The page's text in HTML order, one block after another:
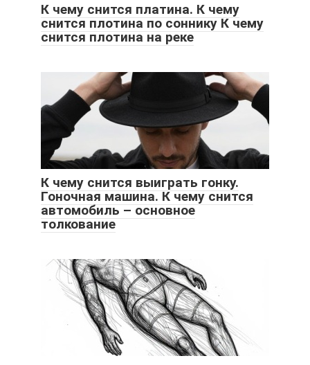
К чему снится платина. К чему
снится плотина по соннику К чему
снится плотина на реке
К чему снится выиграть гонку.
Гоночная машина. К чему снится
автомобиль – основное
толкование